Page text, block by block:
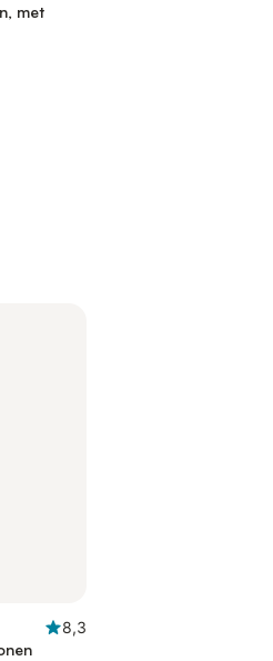
met
8,3